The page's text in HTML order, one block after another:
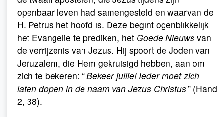
openbaar leven had samengesteld en waarvan de
H. Petrus het hoofd is. Deze begint ogenblikkelijk
het Evangelie te prediken, het Goede Nieuws van
de verrijzenis van Jezus. Hij spoort de Joden van
Jeruzalem, die Hem gekruisigd hebben, aan om
zich te bekeren: “Bekeer jullie! Ieder moet zich
laten dopen in de naam van Jezus Christus” (Hand
2, 38).